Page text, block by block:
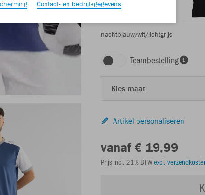
nachtblauw/wit/lichtgrijs
Teambestelling
Kies maat
Artikel personaliseren
vanaf € 19,99
Prijs incl. 21% BTWexcl.
Contact- en bedrijfsgegevens